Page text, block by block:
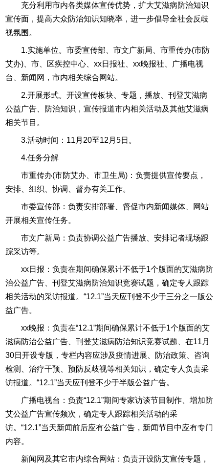
充分利用市内各类媒体宣传优势，扩大艾滋病防治知识
宣传面，提高大众防治知识知晓率，进一步倡导全社会反歧
视氛围。
1.实施单位。市委宣传部、市文广新局、市重传办(市防
艾办)、市、区疾控中心、xx日报社、xx晚报社、广播电视
台、新闻网，市内相关综合网站。
2.开展形式。开设宣传板块、专题，播放、刊登艾滋病
公益广告、防治知识，宣传报道市内相关活动及其他艾滋病
相关节目。
3.活动时间：11月20至12月5日。
4.任务分解
市重传办(市防艾办、市卫生局)：负责提供宣传要点，
安排、组织、协调、督办有关工作。
市委宣传部：负责安排部署、督促市内新闻媒体、网站
开展相关宣传任务。
市文广新局：负责协调公益广告播放、安排记者现场跟
踪采访等。
xx日报：负责在期间确保累计不低于1个版面的艾滋病防
治公益广告、刊登艾滋病防治知识竞赛试题，确定专人跟踪
相关活动的采访报道。“12.1”当天应刊登不少于三分之一版公
益广告。
xx晚报：负责在“12.1”期间确保累计不低于1个版面的艾
滋病防治公益广告、刊登艾滋病防治知识竞赛试题、在11月
30日开设专版，专栏内容应涉及疫情进展、防治政策、咨询
检测、治疗干预、预防反歧视等相关知识，确定专人负责采
访报道。“12.1”当天应刊登不少于半版公益广告。
广播电视台：负责“12.1”期间专家访谈节目制作、增加防
艾公益广告宣传频次，确定专人跟踪相关活动的采
访。“12.1”当天新闻前后应有公益广告，新闻节目中应有专门
内容。
新闻网及其它市内综合网站：负责开设防艾宣传专题，